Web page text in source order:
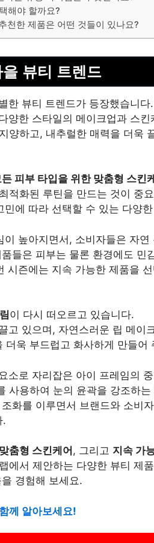
해야 할까요?
천한 제품은 어떤 것들이 있나요?
뷰티 트렌드
한 뷰티 트렌드가 등장했습니
양한 스타일의 메이크업과 스
양하고, 내추럴한 매력을 더욱
든 피부 타입을 위한 맞춤형 스킨
적화된 루틴을 만드는 것이 중
에 따라 선택할 수 있는 다양
이 높아지면서, 소비자들은 자
들은 피부는 물론 환경에도 민
시즌에는 지속 가능한 제품을
이 다시 떠오르고 있습니다.
고 있으며, 자연스러운 립 메이
더욱 부드럽고 화사하게 만들어
소로 자리잡은 아이 프레임의
사용하여 눈의 윤곽을 강조하
화를 이루면서 브랜드와 소비
.
맞춤형 스킨케어 , 그리고 지속 가
에서 제안하는 다양한 뷰티 제
경험해 보세요.
께 알아보세요!